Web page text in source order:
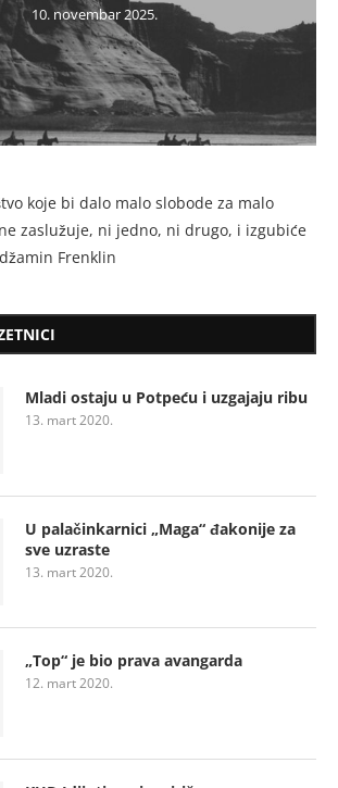
10. novembar 2025.
koje bi dalo malo slobode za malo
zaslužuje, ni jedno, ni drugo, i izgubiće
Frenklin
Mladi ostaju u Potpeću i uzgajaju ribu
13. mart 2020.
U palačinkarnici „Maga“ đakonije za
sve uzraste
13. mart 2020.
„Top“ je bio prava avangarda
12. mart 2020.